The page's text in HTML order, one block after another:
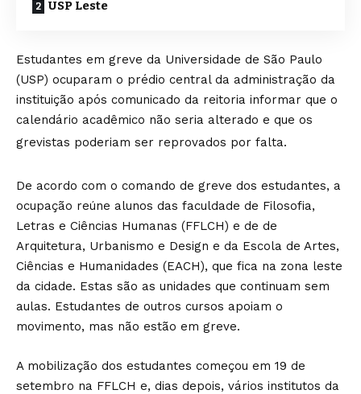
USP Leste
Estudantes em greve da Universidade de São Paulo
(USP) ocuparam o prédio central da administração da
instituição após comunicado da reitoria informar que o
calendário acadêmico não seria alterado e que os
grevistas poderiam ser reprovados por falta.
De acordo com o comando de greve dos estudantes, a
ocupação reúne alunos das faculdade de Filosofia,
Letras e Ciências Humanas (FFLCH) e de de
Arquitetura, Urbanismo e Design e da Escola de Artes,
Ciências e Humanidades (EACH), que fica na zona leste
da cidade. Estas são as unidades que continuam sem
aulas. Estudantes de outros cursos apoiam o
movimento, mas não estão em greve.
A mobilização dos estudantes começou em 19 de
setembro na FFLCH e, dias depois, vários institutos da